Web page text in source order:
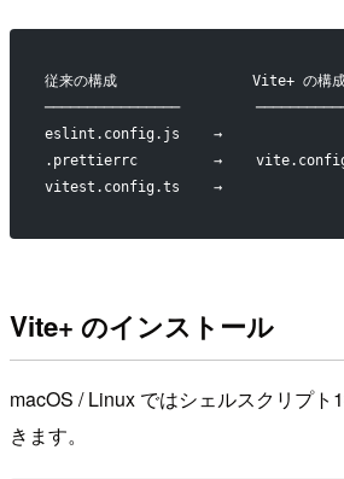
従来の構成                Vite+ の構
────────────────
eslint.config.js    →
.prettierrc         →
vitest.config.ts    →
Vite+ のインストール
macOS / Linux ではシェルスクリプト
きます。